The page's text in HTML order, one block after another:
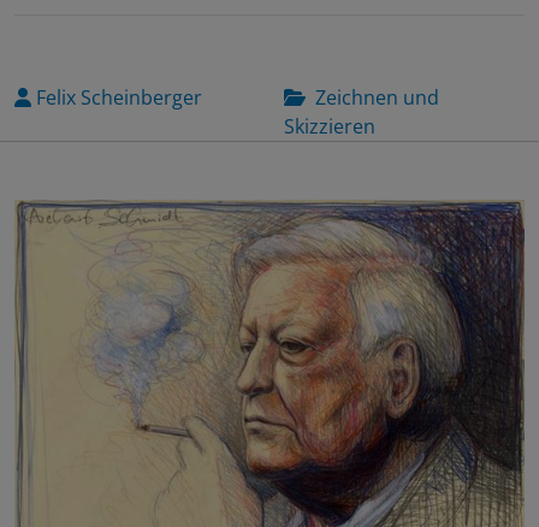
Felix Scheinberger
Zeichnen und
Skizzieren